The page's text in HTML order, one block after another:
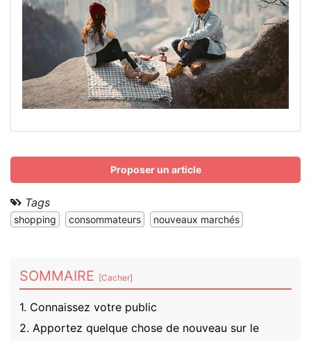
Proposer un article
Tags
shopping consommateurs nouveaux marchés
SOMMAIRE [Cacher]
1. Connaissez votre public
2. Apportez quelque chose de nouveau sur le